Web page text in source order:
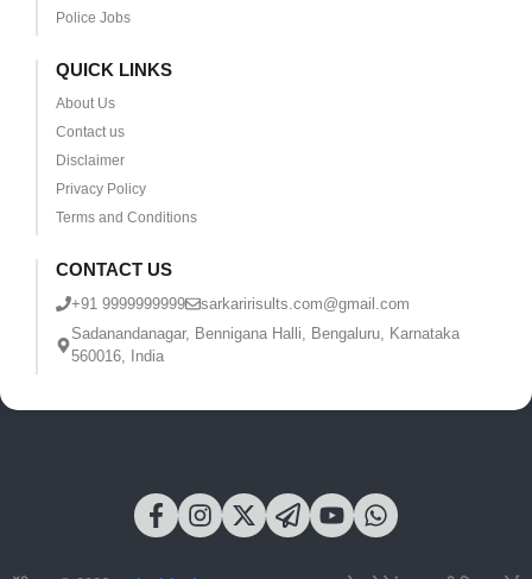
Police Jobs
QUICK LINKS
About Us
Contact us
Disclaimer
Privacy Policy
Terms and Conditions
CONTACT US
+91 9999999999
sarkaririsults.com@gmail.com
Sadanandanagar, Bennigana Halli, Bengaluru, Karnataka
560016, India